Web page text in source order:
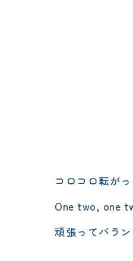
コロコロ転が
One two, one
頑張ってバラ